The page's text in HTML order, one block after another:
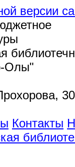
версии
Олы"
30
Контакты